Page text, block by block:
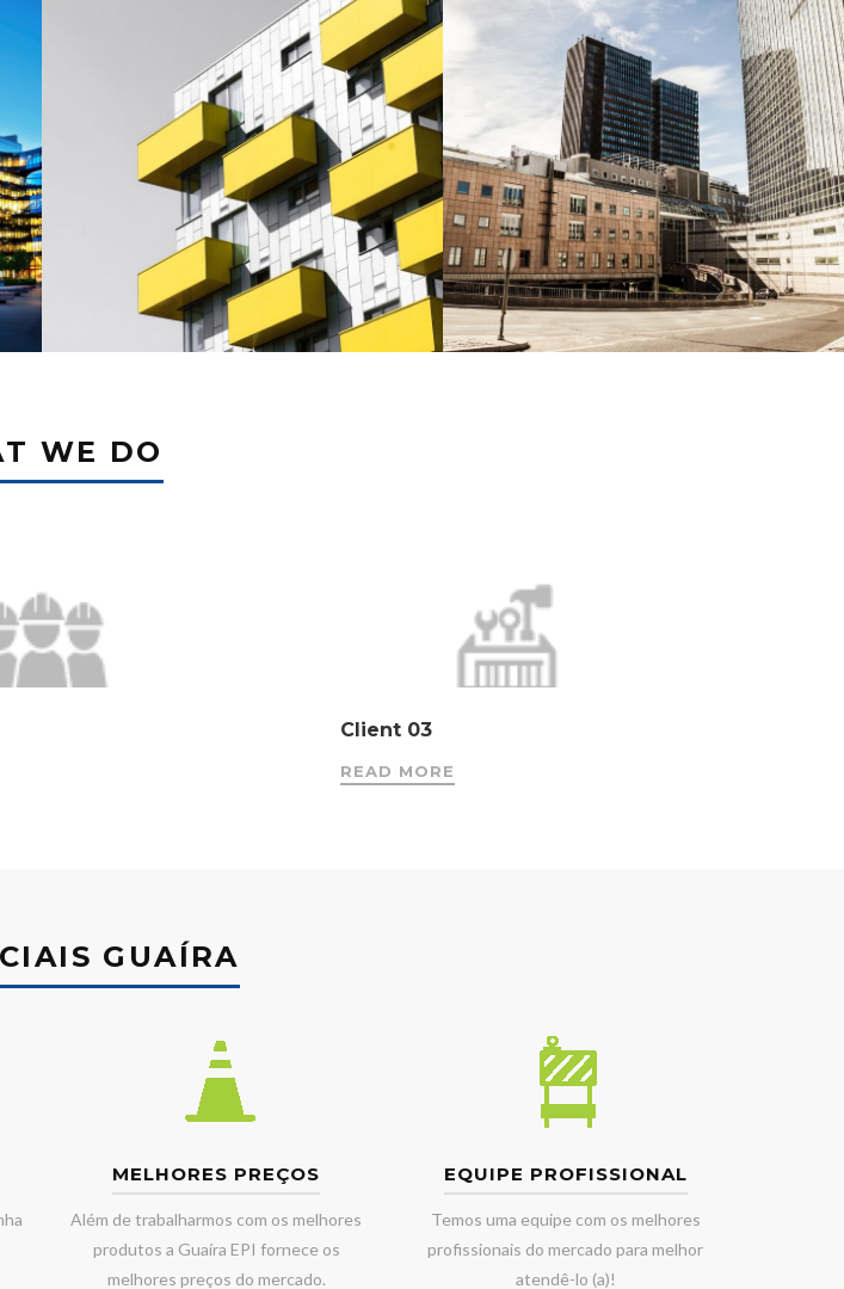
WE DO
Client 03
READ MORE
GUAÍRA
MELHORES PREÇOS
Além de trabalharmos com os melhores
produtos a Guaíra EPI fornece os
melhores preços do mercado.
EQUIPE PROFISSIONAL
Temos uma equipe com os melhores
profissionais do mercado para melhor
atendê-lo (a)!